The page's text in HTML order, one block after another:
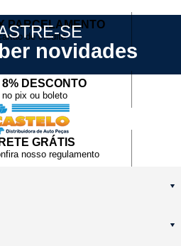
PARCELAMENTO
de crédito
8% DESCONTO
no pix ou boleto
GRÁTIS
nosso regulamento
SE
novidades